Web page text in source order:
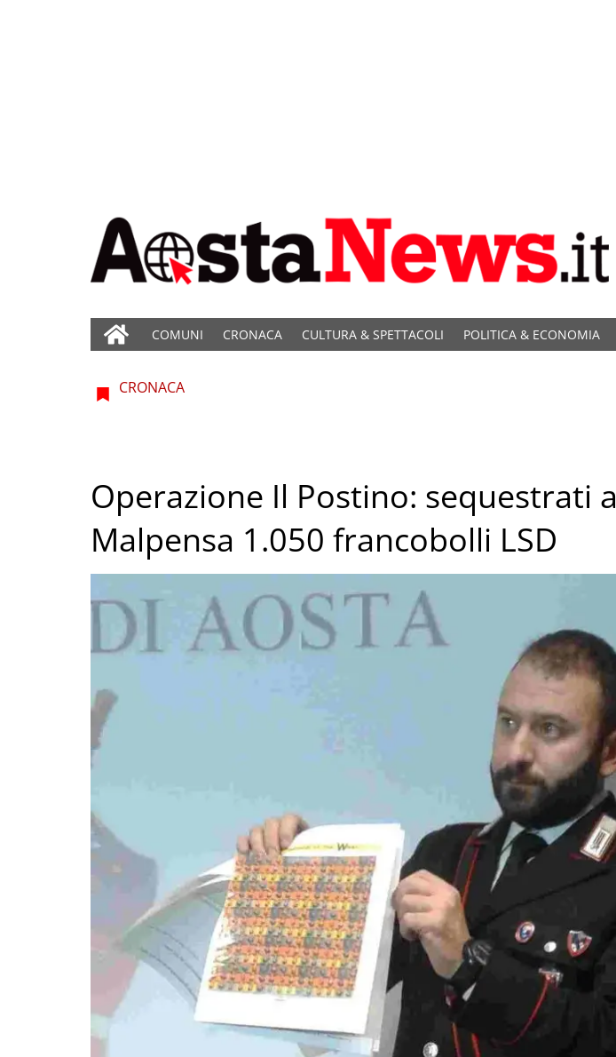
COMUNI CRONACA CULTURA & SPETTACOLI POLITICA & ECONOMIA
CRONACA
Operazione Il Postino: sequestrati a
Malpensa 1.050 francobolli LSD